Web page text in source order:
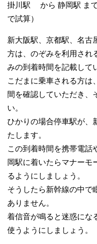
掛川駅 から 静岡駅 ま
で試算）
新大阪駅、京都駅、名古
方は、のぞみを利用され
みの到着時間を記載して
こだまに乗車される方は
間を確認していただき、
い。
ひかりの場合停車駅が、
たします。
この到着時間を携帯電話
岡駅に着いたらマナーモ
るようにしましょう。
そうしたら新幹線の中で
ありません。
着信音が鳴ると迷惑にな
使うようにしましょう。